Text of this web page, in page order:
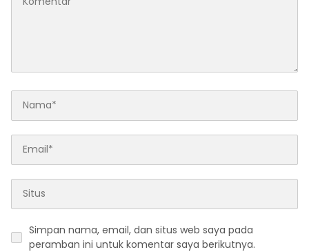
Simpan nama, email, dan situs web saya pada
peramban ini untuk komentar saya berikutnya.